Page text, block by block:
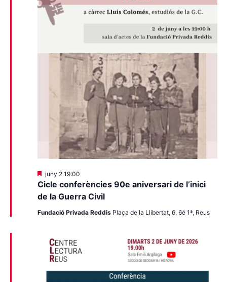
Cicle conferències 90e aniversari de l’inici
de la Guerra Civil
Destacats
juny 2 19:00
Fundació Privada Reddis Plaça de la Llibertat, 6, 6é 1ª, Reus